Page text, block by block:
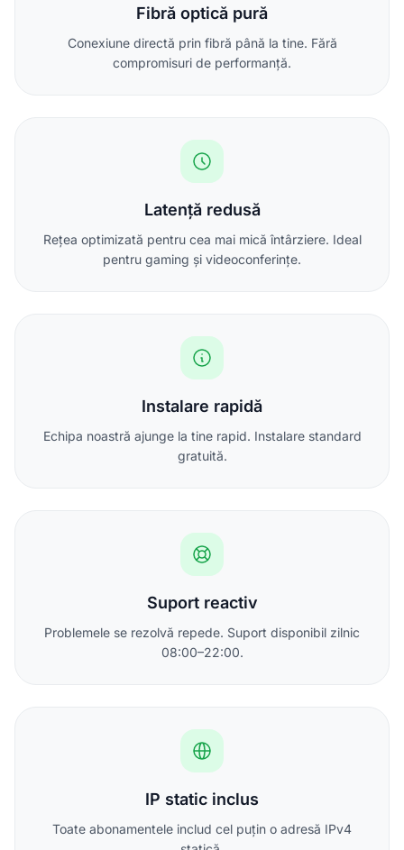
Fibră optică pură
Conexiune directă prin fibră până la tine. Fără
compromisuri de performanță.
Latență redusă
Rețea optimizată pentru cea mai mică întârziere. Ideal
pentru gaming și videoconferințe.
Instalare rapidă
Echipa noastră ajunge la tine rapid. Instalare standard
gratuită.
Suport reactiv
Problemele se rezolvă repede. Suport disponibil zilnic
08:00–22:00.
IP static inclus
Toate abonamentele includ cel puțin o adresă IPv4